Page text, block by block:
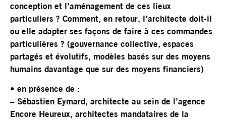
conception et l’aménagement de ces lieux
particuliers ? Comment, en retour, l’architecte doit-il
ou elle adapter ses façons de faire à ces commandes
particulières ? (gouvernance collective, espaces
partagés et évolutifs, modèles basés sur des moyens
humains davantage que sur des moyens financiers)
• en présence de :
– Sébastien Eymard, architecte au sein de l’agence
Encore Heureux, architectes mandataires de la